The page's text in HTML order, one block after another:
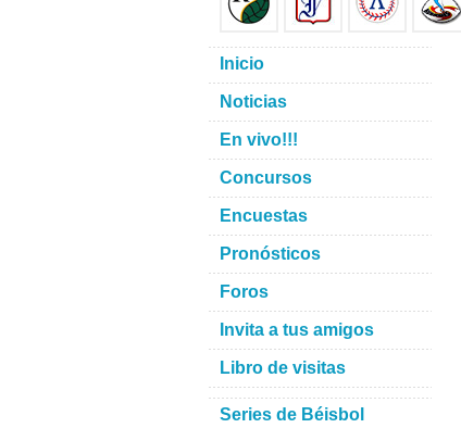
Inicio
Noticias
En vivo!!!
Concursos
Encuestas
Pronósticos
Foros
Invita a tus amigos
Libro de visitas
Series de Béisbol